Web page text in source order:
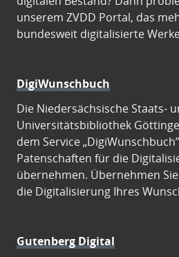
unserem ZVDD Portal, das
bundesweit digitalisierte
DigiWunschbuch
Die Niedersächsische Staats-
Universitätsbibliothek
dem Service
Patenschaften für die
übernehmen. Übernehmen
die Digitalisierung Ihres
Gutenberg Digital